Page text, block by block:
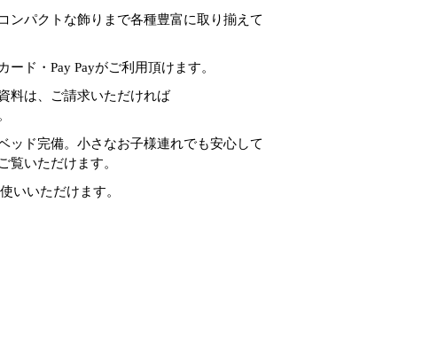
ンパクトな飾りまで各種豊富に取り揃えて
ド・Pay Payがご利用頂けます。
料は、ご請求いただければ
ッド完備。小さなお子様連れでも安心して
覧いただけます。
いいただけます。